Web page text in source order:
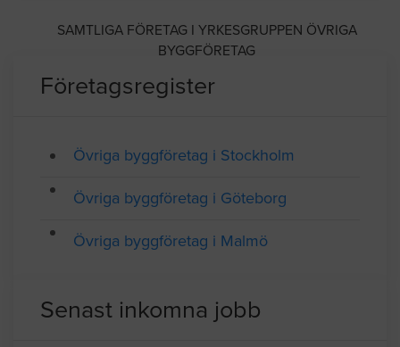
SAMTLIGA FÖRETAG I YRKESGRUPPEN ÖVRIGA
BYGGFÖRETAG
Företagsregister
Övriga byggföretag i Stockholm
Övriga byggföretag i Göteborg
Övriga byggföretag i Malmö
Senast inkomna jobb